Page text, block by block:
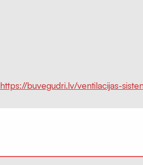
https://buvegudri.lv/ventilacijas-